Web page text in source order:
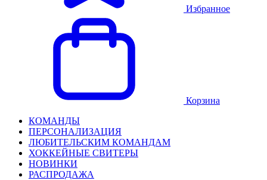
Избранное
Корзина
КОМАНДЫ
ПЕРСОНАЛИЗАЦИЯ
ЛЮБИТЕЛЬСКИМ КОМАНДАМ
ХОККЕЙНЫЕ СВИТЕРЫ
НОВИНКИ
РАСПРОДАЖА